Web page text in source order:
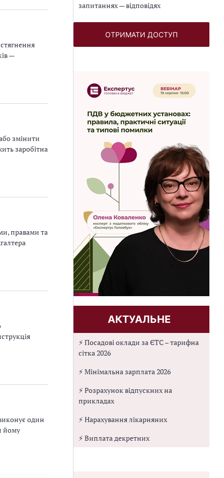
—
змінити
заробітна
правами та
один
йому
запитаннях — відповідях
ОТРИМАТИ ДОСТУП
АКТУАЛЬНЕ
⚡ Посадові оклади за ЄТС – тарифна
сітка 2026
⚡ Мінімальна зарплата 2026
⚡ Розрахунок відпускних на
прикладах
⚡ Нарахування лікарняних
⚡ Виплата декретних